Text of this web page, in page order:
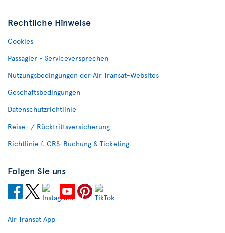
Rechtliche Hinweise
Cookies
Passagier - Serviceversprechen
Nutzungsbedingungen der Air Transat-Websites
Geschäftsbedingungen
Datenschutzrichtlinie
Reise- / Rücktrittsversicherung
Richtlinie f. CRS-Buchung & Ticketing
Folgen Sie uns
Air Transat App